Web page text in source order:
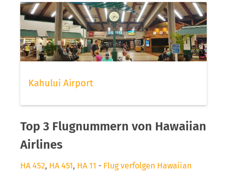
Kahului Airport
Top 3 Flugnummern von Hawaiian
Airlines
HA 452, HA 451, HA 11 - Flug verfolgen Hawaiian